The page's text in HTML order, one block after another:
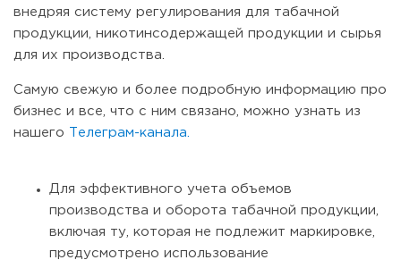
внедряя систему регулирования для табачной
продукции, никотинсодержащей продукции и сырья
для их производства.
Самую свежую и более подробную информацию про
бизнес и все, что с ним связано, можно узнать из
нашего
Телеграм-канала.
Для эффективного учета объемов
производства и оборота табачной продукции,
включая ту, которая не подлежит маркировке,
предусмотрено использование